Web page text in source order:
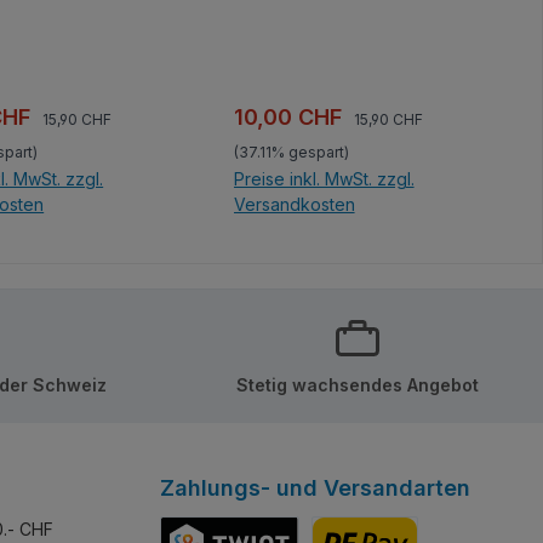
Regulärer Preis:
15,90 CHF
MwSt. zzgl.
Verkaufspreis:
10,00 CHF Regulärer Preis:
15,90 CHF
(37.11% gespart)
Preise inkl. MwSt. zzgl.
Versandkosten
Schweiz Stetig wachsendes Angebot
CHF
Zahlungs- und Versandarten